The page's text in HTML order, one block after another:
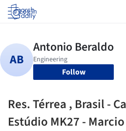
Log in
Follow
Res. Térrea , Brasil -
Estúdio MK27 -